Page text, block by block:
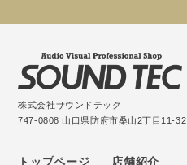
株式会社サウンドテック
747-0808 山口県防府市桑山2丁目11-32
トップページ 店舗紹介